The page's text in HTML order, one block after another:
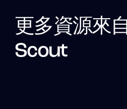
更多資源來自
Scout